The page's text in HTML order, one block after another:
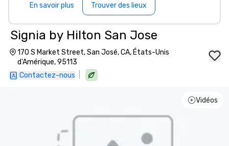
En savoir plus Trouver des lieux
Signia by Hilton San Jose
170 S Market Street, San José, CA, États-Unis
d'Amérique, 95113
Contactez-nous
Vidéos